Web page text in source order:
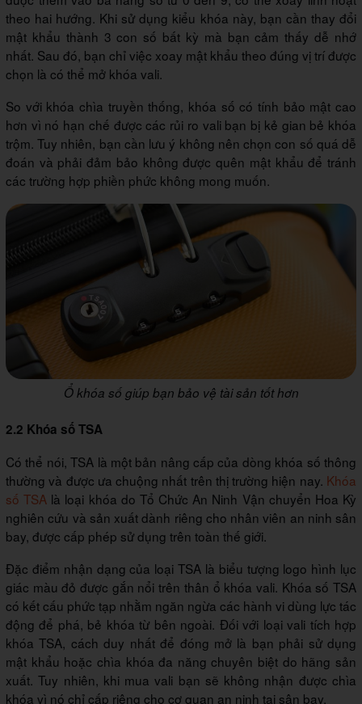
theo hai hướng. Khi sử dụng kiểu khóa này, bạn cần thay đổi
mật khẩu thành 3 con số bất kỳ mà bạn cảm thấy dễ nhớ
nhất. Sau đó, bạn chỉ việc xoay mật khẩu theo đúng vị trí được
chọn là có thể mở khóa vali.
So với khóa chìa truyền thống, khóa số có tính bảo mật cao
hơn vì nó hạn chế được các rủi ro vali bạn bị kẻ gian bẻ khóa
trộm. Tuy nhiên, bạn cần lưu ý không nên chọn con số quá dễ
đoán và phải đảm bảo không được quên mật khẩu để tránh
các trường hợp phiền phức không mong muốn.
Ổ khóa số giúp bạn bảo vệ tài sản tốt hơn
2.2 Khóa số TSA
Có thể nói, TSA là một bản nâng cấp của dòng khóa số thông
thường và được ưa chuộng nhất trên thị trường hiện nay. Khóa
số TSA là loại khóa do Tổ Chức An Ninh Vận chuyển Hoa Kỳ
nghiên cứu và sản xuất dành riêng cho nhân viên an ninh sân
bay, được cấp phép sử dụng trên toàn thế giới.
Đặc điểm nhận dạng của loại TSA là biểu tượng logo hình lục
giác màu đỏ được gắn nổi trên thân ổ khóa vali. Khóa số TSA
có kết cấu phức tạp nhằm ngăn ngừa các hành vi dùng lực tác
động để phá, bẻ khóa từ bên ngoài. Đối với loại vali tích hợp
khóa TSA, cách duy nhất để đóng mở là bạn phải sử dụng
mật khẩu hoặc chìa khóa đa năng chuyên biệt do hãng sản
xuất. Tuy nhiên, khi mua vali bạn sẽ không nhận được chìa
khóa vì nó chỉ cấp riêng cho cơ quan an ninh tại sân bay.